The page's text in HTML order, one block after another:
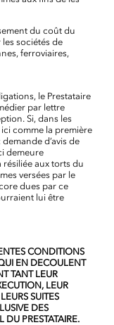
du coût du
sociétés de
ferroviaires,
le Prestataire
par lettre
Si, dans les
comme la première
d’avis de
demeure
aux torts du
versées par le
dues par ce
lui être
CONDITIONS
EN DECOULENT
TANT LEUR
LEUR
SUITES
DES
DU PRESTATAIRE.